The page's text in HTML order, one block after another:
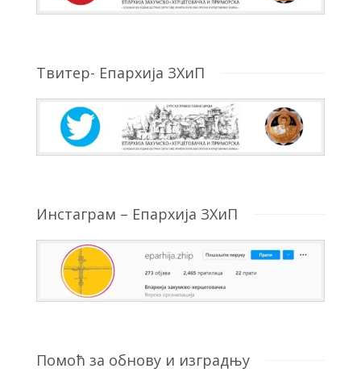
Твитер- Епархија ЗХиП
Инстаграм – Епархија ЗХиП
Помоћ за обнову и изградњу